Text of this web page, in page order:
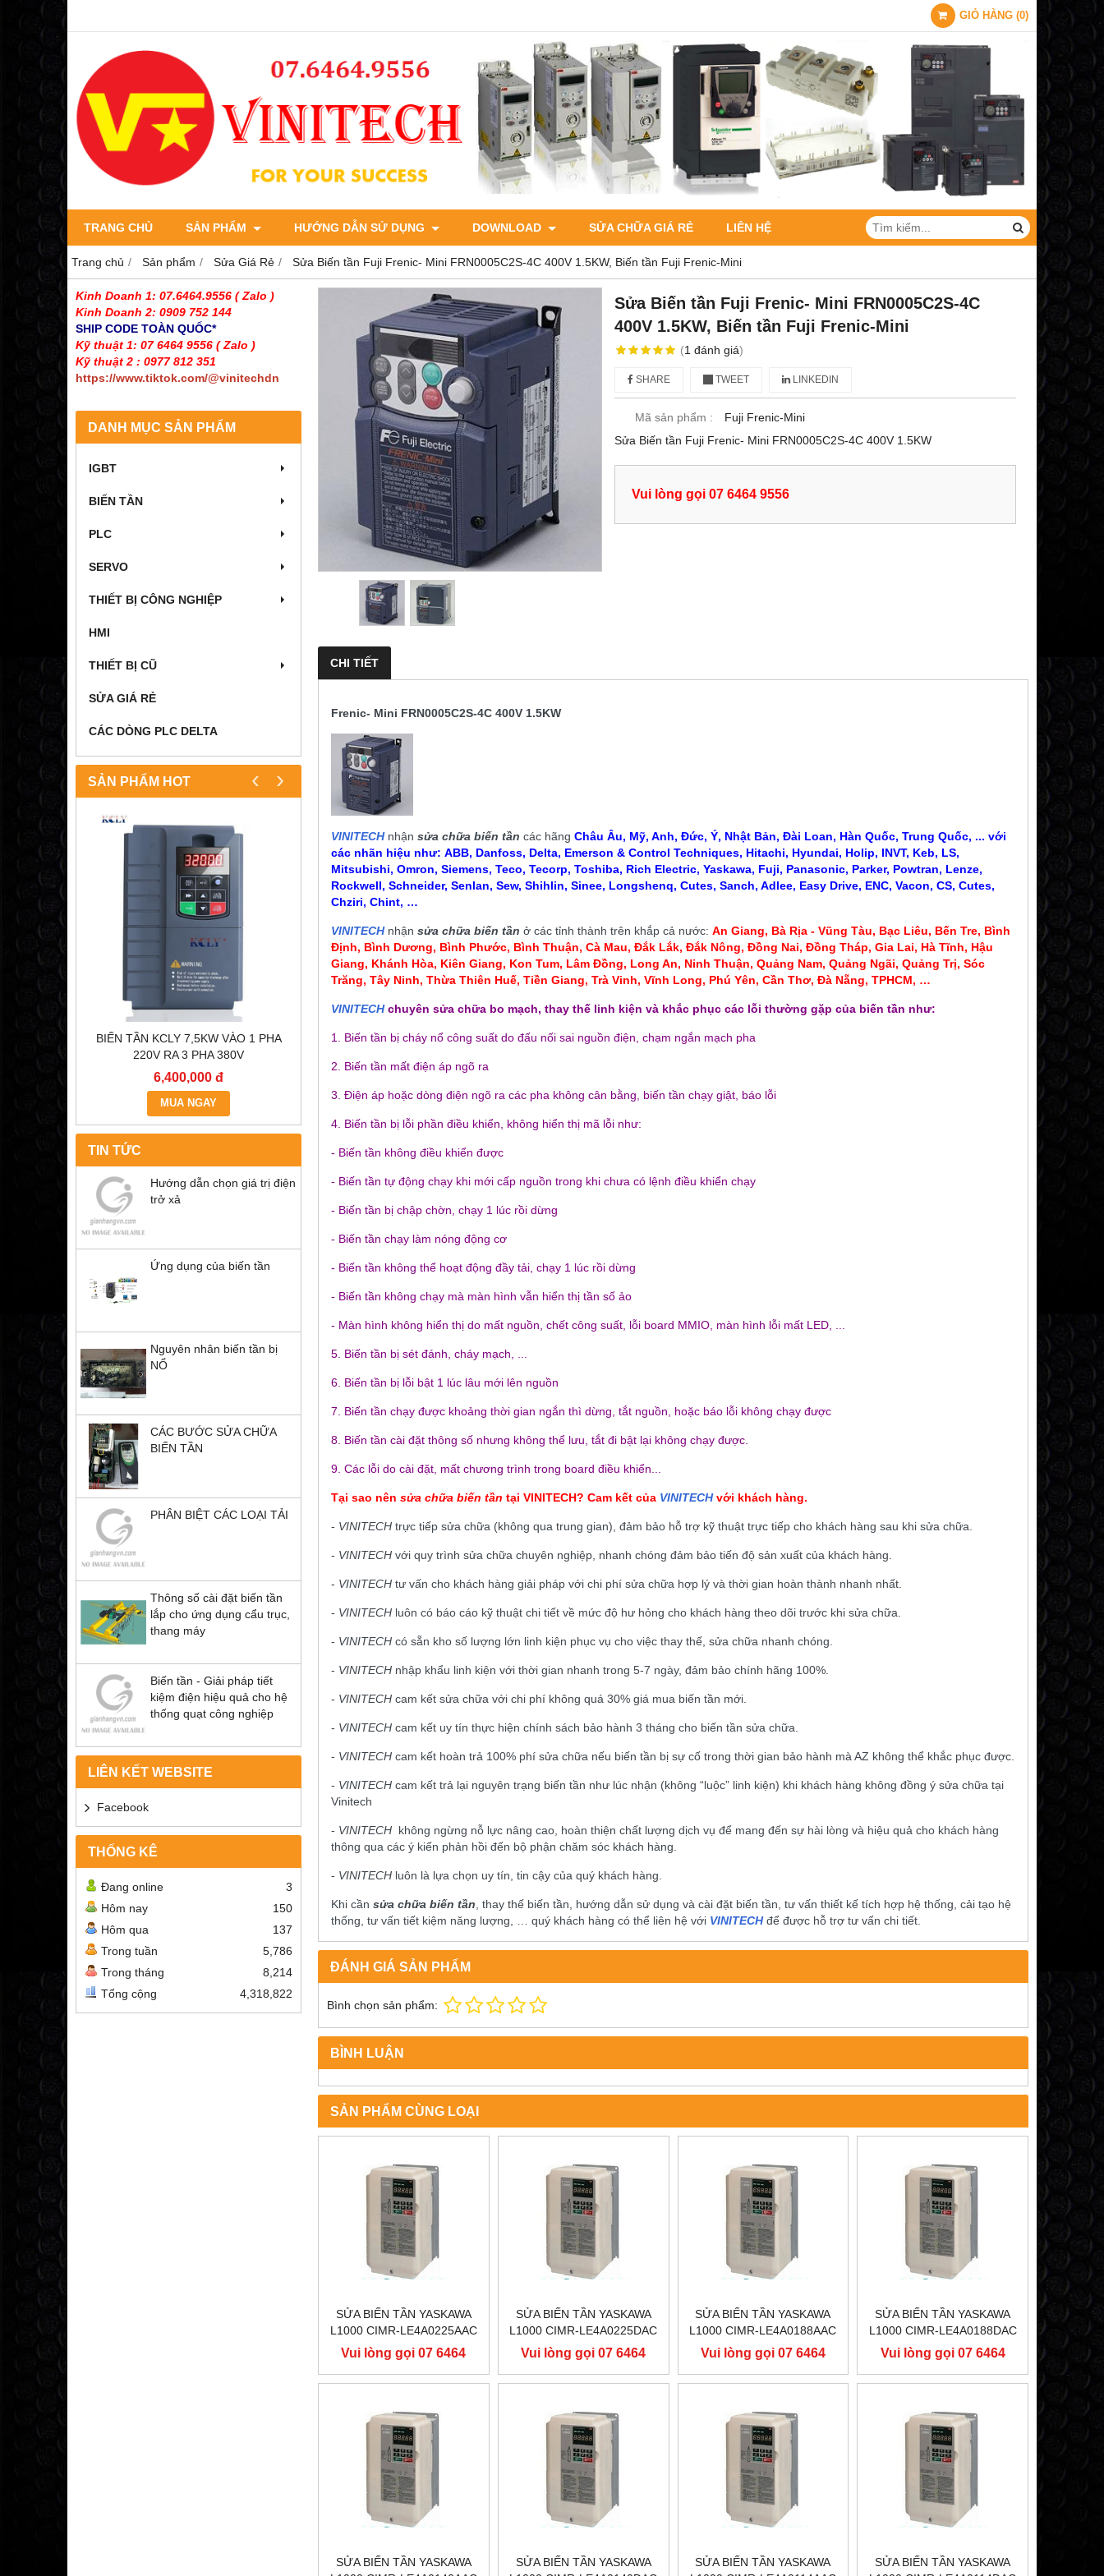
GIỎ HÀNG (0)
TRANG CHỦ SẢN PHẨM HƯỚNG DẪN SỬ DỤNG DOWNLOAD SỬA CHỮA GIÁ RẺ LIÊN HỆ
Trang chủ Sản phẩm Sửa Giá Rẻ Sửa Biến tần Fuji Frenic- Mini FRN0005C2S-4C 400V 1.5KW, Biến tần Fuji Frenic-Mini
Kinh Doanh 1: 07.6464.9556 ( Zalo )
Kinh Doanh 2: 0909 752 144
SHIP CODE TOÀN QUỐC*
Kỹ thuật 1: 07 6464 9556 ( Zalo )
Kỹ thuật 2 : 0977 812 351
https://www.tiktok.com/@vinitechdn
DANH MỤC SẢN PHẨM
IGBT
BIẾN TẦN
PLC
SERVO
THIẾT BỊ CÔNG NGHIỆP
HMI
THIẾT BỊ CŨ
SỬA GIÁ RẺ
CÁC DÒNG PLC DELTA
SẢN PHẨM HOT
BIẾN TẦN KCLY 7,5KW VÀO 1 PHA
220V RA 3 PHA 380V
6,400,000 đ
MUA NGAY
BÓNG ĐÈN CAO ÁP LCD HMI MỚI
110,000 đ
MUA NGAY
BÓNG ĐÈN CAO ÁP LCD HMI MỚI
MUA NGAY
CT BIẾN DÒNG SC
MUA
‹ ›
TIN TỨC
Hướng dẫn chọn giá trị điện
trở xả
Ứng dụng của biến tần
Nguyên nhân biến tần bị
NỔ
CÁC BƯỚC SỬA CHỮA
BIẾN TẦN
PHÂN BIỆT CÁC LOẠI TẢI
Thông số cài đặt biến tần
lắp cho ứng dụng cẩu trục,
thang máy
Biến tần - Giải pháp tiết
kiệm điện hiệu quả cho hệ
thống quạt công nghiệp
LIÊN KẾT WEBSITE
Facebook
THỐNG KÊ
Đang online
3
Hôm nay
150
Hôm qua
137
Trong tuần
5,786
Trong tháng
8,214
Tổng cộng
4,318,822
Sửa Biến tần Fuji Frenic- Mini FRN0005C2S-4C
400V 1.5KW, Biến tần Fuji Frenic-Mini
(1 đánh giá)
SHARE TWEET LINKEDIN
Mã sản phẩm :
Fuji Frenic-Mini
Sửa Biến tần Fuji Frenic- Mini FRN0005C2S-4C 400V 1.5KW
Vui lòng gọi 07 6464 9556
CHI TIẾT
Frenic- Mini FRN0005C2S-4C 400V 1.5KW
VINITECHnhận sửa chữa biến tần các hãng Châu Âu, Mỹ, Anh, Đức, Ý, Nhật Bản, Đài Loan, Hàn Quốc, Trung Quốc, ... với
các nhãn hiệu như: ABB, Danfoss, Delta, Emerson & Control Techniques, Hitachi, Hyundai, Holip, INVT, Keb, LS,
Mitsubishi, Omron, Siemens, Teco, Tecorp, Toshiba, Rich Electric, Yaskawa, Fuji, Panasonic, Parker, Powtran, Lenze,
Rockwell, Schneider, Senlan, Sew, Shihlin, Sinee, Longshenq, Cutes, Sanch, Adlee, Easy Drive, ENC, Vacon, CS, Cutes,
Chziri, Chint, …
VINITECHnhận sửa chữa biến tần ở các tỉnh thành trên khắp cả nước: An Giang, Bà Rịa - Vũng Tàu, Bạc Liêu, Bến Tre, Bình
Định, Bình Dương, Bình Phước, Bình Thuận, Cà Mau, Đắk Lắk, Đắk Nông, Đồng Nai, Đồng Tháp, Gia Lai, Hà Tĩnh, Hậu
Giang, Khánh Hòa, Kiên Giang, Kon Tum, Lâm Đồng, Long An, Ninh Thuận, Quảng Nam, Quảng Ngãi, Quảng Trị, Sóc
Trăng, Tây Ninh, Thừa Thiên Huế, Tiền Giang, Trà Vinh, Vĩnh Long, Phú Yên, Cần Thơ, Đà Nẵng, TPHCM, …
VINITECHchuyên sửa chữa bo mạch, thay thế linh kiện và khắc phục các lỗi thường gặp của biến tần như:
1. Biến tần bị cháy nổ công suất do đấu nối sai nguồn điện, chạm ngắn mạch pha
2. Biến tần mất điện áp ngõ ra
3. Điện áp hoặc dòng điện ngõ ra các pha không cân bằng, biến tần chạy giật, báo lỗi
4. Biến tần bị lỗi phần điều khiển, không hiển thị mã lỗi như:
- Biến tần không điều khiển được
- Biến tần tự động chạy khi mới cấp nguồn trong khi chưa có lệnh điều khiển chạy
- Biến tần bị chập chờn, chạy 1 lúc rồi dừng
- Biến tần chạy làm nóng động cơ
- Biến tần không thể hoạt động đầy tải, chạy 1 lúc rồi dừng
- Biến tần không chạy mà màn hình vẫn hiển thị tần số ảo
- Màn hình không hiển thị do mất nguồn, chết công suất, lỗi board MMIO, màn hình lỗi mất LED, ...
5. Biến tần bị sét đánh, cháy mạch, ...
6. Biến tần bị lỗi bật 1 lúc lâu mới lên nguồn
7. Biến tần chạy được khoảng thời gian ngắn thì dừng, tắt nguồn, hoặc báo lỗi không chạy được
8. Biến tần cài đặt thông số nhưng không thể lưu, tắt đi bật lại không chạy được.
9. Các lỗi do cài đặt, mất chương trình trong board điều khiển...
Tại sao nên sửa chữa biến tần tại VINITECH? Cam kết của VINITECHvới khách hàng.
- VINITECH trực tiếp sửa chữa (không qua trung gian), đảm bảo hỗ trợ kỹ thuật trực tiếp cho khách hàng sau khi sửa chữa.
- VINITECH với quy trình sửa chữa chuyên nghiệp, nhanh chóng đảm bảo tiến độ sản xuất của khách hàng.
- VINITECH tư vấn cho khách hàng giải pháp với chi phí sửa chữa hợp lý và thời gian hoàn thành nhanh nhất.
- VINITECH luôn có báo cáo kỹ thuật chi tiết về mức độ hư hỏng cho khách hàng theo dõi trước khi sửa chữa.
- VINITECH có sẵn kho số lượng lớn linh kiện phục vụ cho việc thay thế, sửa chữa nhanh chóng.
- VINITECH nhập khẩu linh kiện với thời gian nhanh trong 5-7 ngày, đảm bảo chính hãng 100%.
- VINITECH cam kết sửa chữa với chi phí không quá 30% giá mua biến tần mới.
- VINITECH cam kết uy tín thực hiện chính sách bảo hành 3 tháng cho biến tần sửa chữa.
- VINITECH cam kết hoàn trả 100% phí sửa chữa nếu biến tần bị sự cố trong thời gian bảo hành mà AZ không thể khắc phục được.
- VINITECH cam kết trả lại nguyên trạng biến tần như lúc nhận (không “luộc” linh kiện) khi khách hàng không đồng ý sửa chữa tại
Vinitech
- VINITECH không ngừng nỗ lực nâng cao, hoàn thiện chất lượng dịch vụ để mang đến sự hài lòng và hiệu quả cho khách hàng
thông qua các ý kiến phản hồi đến bộ phận chăm sóc khách hàng.
- VINITECH luôn là lựa chọn uy tín, tin cậy của quý khách hàng.
Khi cần sửa chữa biến tần , thay thế biến tần, hướng dẫn sử dụng và cài đặt biến tần, tư vấn thiết kế tích hợp hệ thống, cải tạo hệ
thống, tư vấn tiết kiệm năng lượng, … quý khách hàng có thể liên hệ với VINITECHđể được hỗ trợ tư vấn chi tiết.
ĐÁNH GIÁ SẢN PHẨM
Bình chọn sản phẩm:
BÌNH LUẬN
SẢN PHẨM CÙNG LOẠI
SỬA BIẾN TẦN YASKAWA
L1000 CIMR-LE4A0225AAC
400V 110KW, BIẾN TẦN
YASKAWA L1000
Vui lòng gọi 07 6464
9556
SỬA BIẾN TẦN YASKAWA
L1000 CIMR-LE4A0225DAC
400V 110KW, BIẾN TẦN
YASKAWA L1000
Vui lòng gọi 07 6464
9556
SỬA BIẾN TẦN YASKAWA
L1000 CIMR-LE4A0188AAC
400V 90KW, BIẾN TẦN
YASKAWA L1000
Vui lòng gọi 07 6464
9556
SỬA BIẾN TẦN YASKAWA
L1000 CIMR-LE4A0188DAC
400V 90KW, BIẾN TẦN
YASKAWA L1000
Vui lòng gọi 07 6464
9556
SỬA BIẾN TẦN YASKAWA
SỬA BIẾN TẦN YASKAWA
SỬA BIẾN TẦN YASKAWA
SỬA BIẾN TẦN YASKAWA